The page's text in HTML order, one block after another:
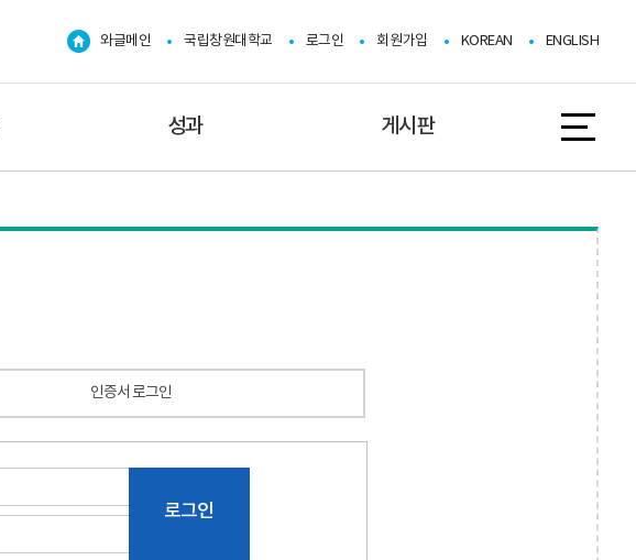
와글메인 국립창원대학교 로그인 회원가입 KOREAN ENGLISH
성과 게시판
인증서 로그인
로그인